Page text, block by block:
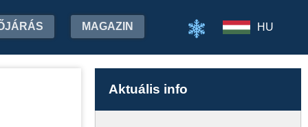
MAGAZIN HU
Aktuális info